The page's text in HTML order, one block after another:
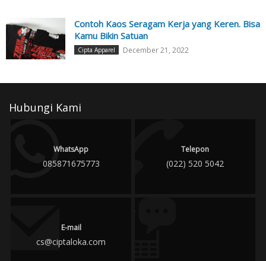
Contoh Kaos Seragam Kerja yang Keren. Bisa
Kamu Bikin Satuan
Cipta Apparel December 21, 2022
Hubungi Kami
WhatsApp
085871675773
Telepon
(022) 520 5042
E-mail
cs@ciptaloka.com